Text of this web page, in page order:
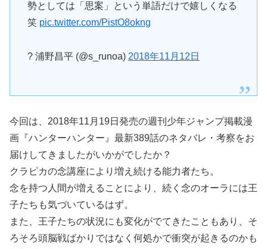
勢としては「思案」という単語だけで嬉しくなる
笑 pic.twitter.com/PistO8okng
? 浦野昌平 (@s_runoa) 2018年11月12日
今回は、2018年11月19日発売の週刊少年ジャンプ掲載漫
画『ハンターハンター』最新389話のネタバレ・考察をお
届けしてきましたがいかがでしたか？
クラピカの念講座により増え続ける能力者たち。
念を持つ人間が増えることにより、続く念のオーラには王
子たちも気づいているはず。
また、王子たちの状況にも変化がでてきたこともあり、そ
ろそろ頭脳戦ばかりではなく何処かで衝突が起きるのかも